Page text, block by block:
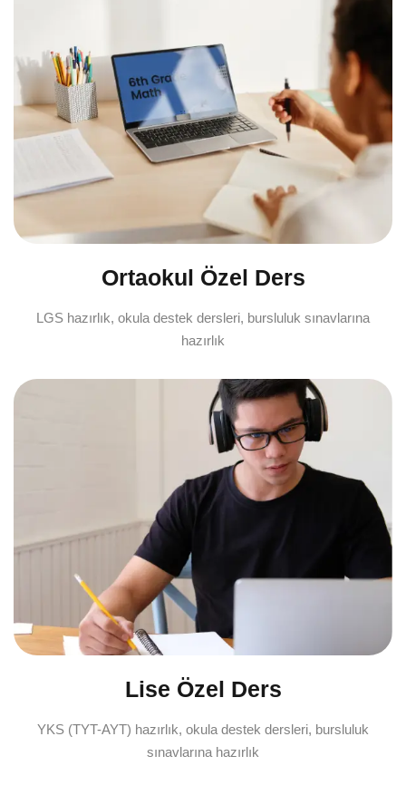
Ortaokul Özel Ders
LGS hazırlık, okula destek dersleri, bursluluk sınavlarına
hazırlık
Lise Özel Ders
YKS (TYT-AYT) hazırlık, okula destek dersleri, bursluluk
sınavlarına hazırlık